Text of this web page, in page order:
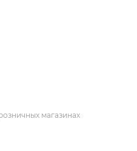
магазинах